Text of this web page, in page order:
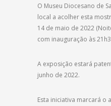
O Museu Diocesano de
local a acolher esta
14 de maio de 2022
com inauguração às
A exposição estará
junho de 2022.
Esta iniciativa marcará o